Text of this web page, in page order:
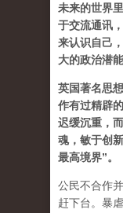
未来的世界
于交流通讯
来认识自己
大的政治潜
英国著名思
作有过精辟
迟缓沉重，
魂，敏于创
最高境界”。
公民不合作
赶下台。暴